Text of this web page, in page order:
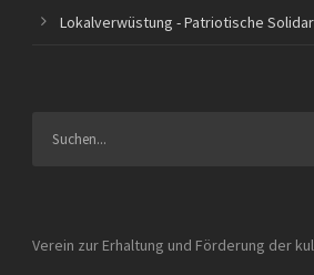
Lokalverwüstung - Patriotische
Verein zur Erhaltung und Förderung der